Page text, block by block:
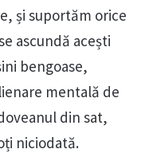
și suportăm orice
ascundă acești
bengoase,
mentală de
din sat,
niciodată.